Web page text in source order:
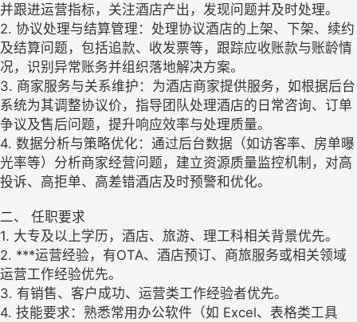
并跟进运营指标，关注酒店产出，发现问题并及时处理。
2. 协议处理与结算管理：处理协议酒店的上架、下架、续约
及结算问题，包括追款、收发票等，跟踪应收账款与账龄情
况，识别异常账务并组织落地解决方案。
3. 商家服务与关系维护：为酒店商家提供服务，如根据后台
系统为其调整协议价，指导团队处理酒店的日常咨询、订单
争议及售后问题，提升响应效率与处理质量。
4. 数据分析与策略优化：通过后台数据（如访客率、房单曝
光率等）分析商家经营问题，建立资源质量监控机制，对高
投诉、高拒单、高差错酒店及时预警和优化。
二、 任职要求
1. 大专及以上学历，酒店、旅游、理工科相关背景优先。
2. ***运营经验，有OTA、酒店预订、商旅服务或相关领域
运营工作经验优先。
3. 有销售、客户成功、运营类工作经验者优先。
4. 技能要求：熟悉常用办公软件（如 Excel、表格类工具